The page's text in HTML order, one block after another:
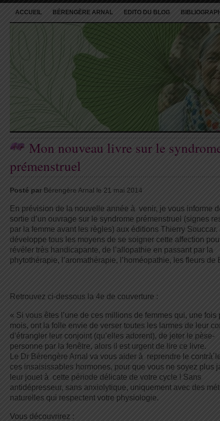
ACCUEIL BÉRENGÈRE ARNAL EDITO DU BLOG
Mon nouveau livre sur le
prémenstruel
Posté par Bérengère Arnal le 21 mai 2014
En prévision de la nouvelle année à venir, je vous informe
sortie d’un ouvrage sur le syndrome prémenstruel (signes
par la femme avant les règles) aux éditions Thierry Souccar.
développe tous les moyens de se soigner cette affection
révéler très handicapante, de l’allopathie en passant par la
phytothérapie, l’aromathérapie, l’homéopathie, les fleurs
Retrouvez ci-dessous la 4e de couverture :
« Si vous êtes l’une de ces millions de femmes qui, une fois
mois, ont la folle envie de verser toutes les larmes de leur
d’étrangler leur conjoint (qu’elles adorent), de jeter le pèse-
personne par la fenêtre, alors il est urgent de lire ce livre.
Le Dr Bérengère Arnal va vous aider à reprendre le
ces insaisissables hormones, pour que vous ne soyez plus
leur jouet à cette période délicate de votre cycle ! Sans
antidépresseur, sans anxiolytique, uniquement avec des
naturelles qui respectent votre physiologie.
Vous découvrirez :